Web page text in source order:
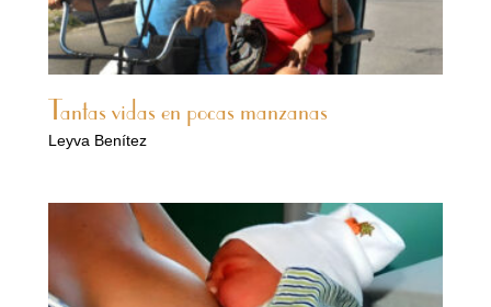
Tantas vidas en pocas manzanas
Leyva Benítez